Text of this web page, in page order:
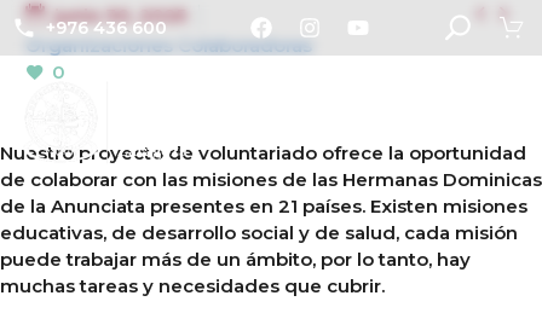
+976 436 600  
junio 30, 2025
Organizaciones Colaboradoras
0
Nuestro proyecto de voluntariado ofrece la oportunidad
de colaborar con las misiones de las Hermanas Dominicas
de la Anunciata presentes en 21 países. Existen misiones
educativas, de desarrollo social y de salud, cada misión
puede trabajar más de un ámbito, por lo tanto, hay
muchas tareas y necesidades que cubrir.